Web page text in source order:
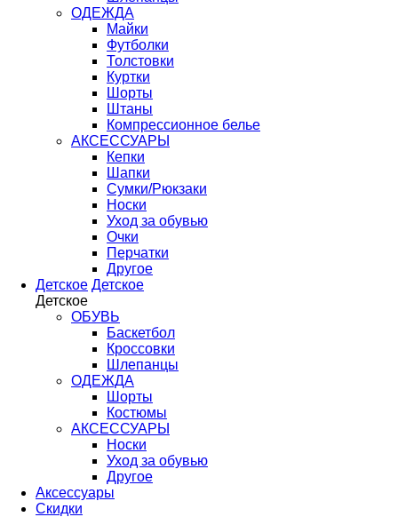
ОДЕЖДА
Майки
Футболки
Толстовки
Куртки
Шорты
Штаны
Компрессионное белье
АКСЕССУАРЫ
Кепки
Шапки
Сумки/Рюкзаки
Носки
Уход за обувью
Очки
Перчатки
Другое
Детское Детское
Детское
ОБУВЬ
Баскетбол
Кроссовки
Шлепанцы
ОДЕЖДА
Шорты
Костюмы
АКСЕССУАРЫ
Носки
Уход за обувью
Другое
Аксессуары
Скидки